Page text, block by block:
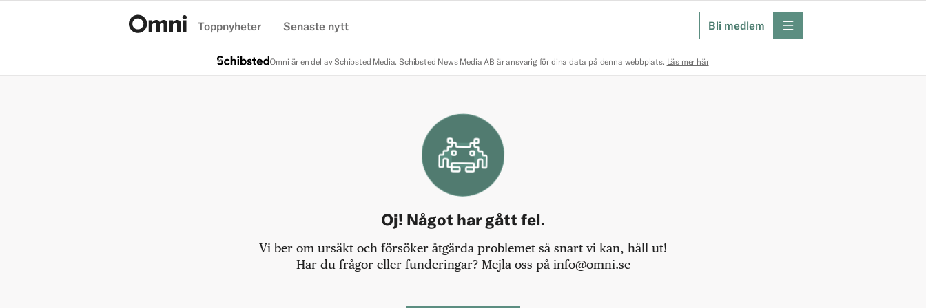
Toppnyheter Senaste nytt Bli medlem meny
Omni är en del av Schibsted Media. Schibsted News Media AB är ansvarig för dina data på denna webbplats. Läs mer här
Oj! Något har gått fel.
Vi ber om ursäkt och försöker åtgärda problemet så snart vi kan, håll ut!
Har du frågor eller funderingar? Mejla oss på info@omni.se